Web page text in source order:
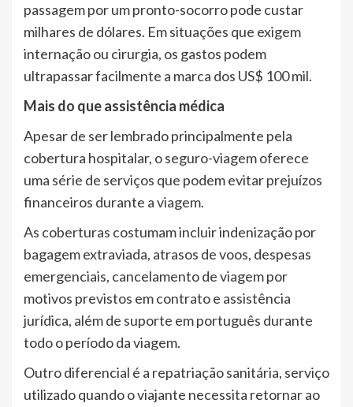
passagem por um pronto-socorro pode custar
milhares de dólares. Em situações que exigem
internação ou cirurgia, os gastos podem
ultrapassar facilmente a marca dos US$ 100 mil.
Mais do que assistência médica
Apesar de ser lembrado principalmente pela
cobertura hospitalar, o seguro-viagem oferece
uma série de serviços que podem evitar prejuízos
financeiros durante a viagem.
As coberturas costumam incluir indenização por
bagagem extraviada, atrasos de voos, despesas
emergenciais, cancelamento de viagem por
motivos previstos em contrato e assistência
jurídica, além de suporte em português durante
todo o período da viagem.
Outro diferencial é a repatriação sanitária, serviço
utilizado quando o viajante necessita retornar ao